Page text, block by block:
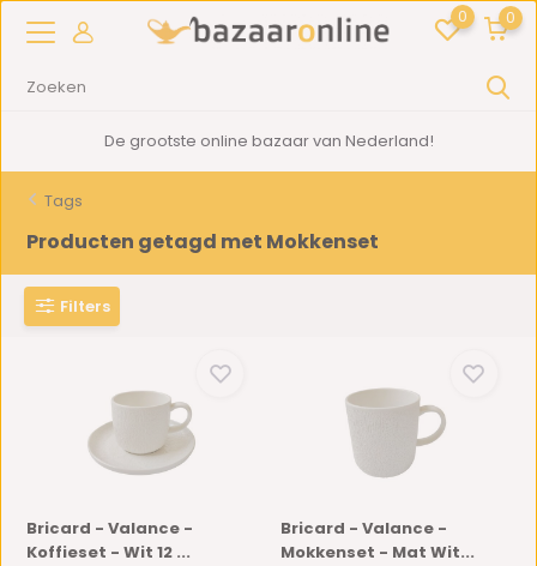
0 0
De grootste online bazaar van Nederland!
Tags
Producten getagd met Mokkenset
Filters
Bricard - Valance -
Koffieset - Wit 12 ...
Bricard - Valance -
Mokkenset - Mat Wit...